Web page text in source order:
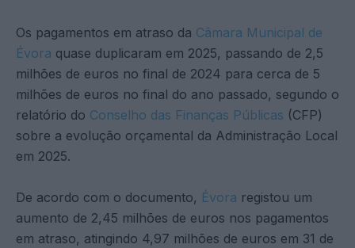
Os pagamentos em atraso da Câmara Municipal de
Évora quase duplicaram em 2025, passando de 2,5
milhões de euros no final de 2024 para cerca de 5
milhões de euros no final do ano passado, segundo o
relatório do Conselho das Finanças Públicas (CFP)
sobre a evolução orçamental da Administração Local
em 2025.
De acordo com o documento, Évora registou um
aumento de 2,45 milhões de euros nos pagamentos
em atraso, atingindo 4,97 milhões de euros em 31 de